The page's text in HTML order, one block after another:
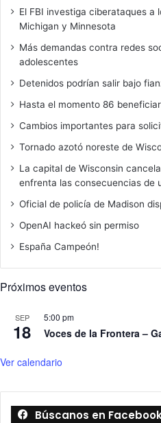
El FBI investiga ciberataques a
Michigan y Minnesota
Más demandas contra redes
adolescentes
Detenidos podrían salir bajo
Hasta el momento 86
Cambios importantes para
Tornado azotó noreste de
La capital de Wisconsin
enfrenta las consecuencias de
Oficial de policía de Madison
OpenAI hackeó sin permiso
España Campeón!
Próximos eventos
SEP
18
5:00 pm
Voces de la Frontera –
Ver calendario
Búscanos en